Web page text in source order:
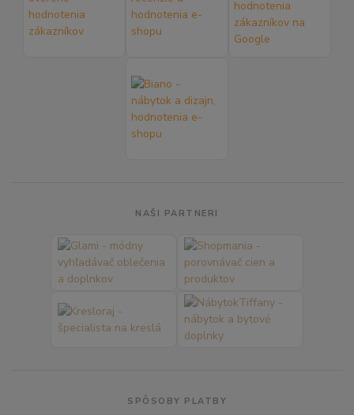
NAŠI PARTNERI
SPÔSOBY PLATBY